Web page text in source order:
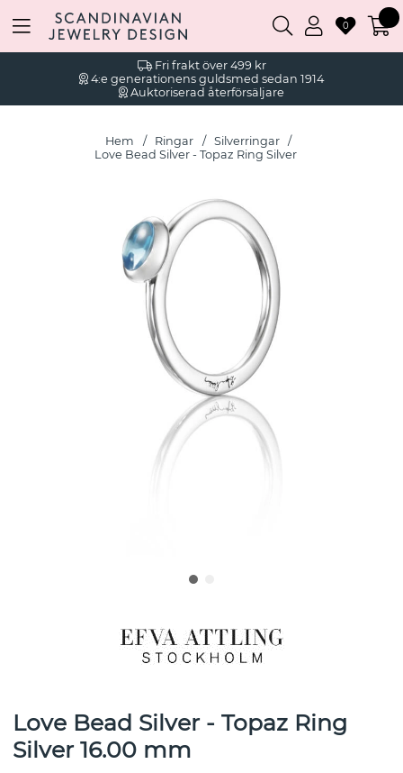
Fri frakt över 499 kr
4:e generationens guldsmed sedan 1914
Auktoriserad återförsäljare
0
Hem Ringar
Silverringar
Love Bead Silver - Topaz Ring Silver
Love Bead Silver - Topaz Ring
Silver 16.00 mm